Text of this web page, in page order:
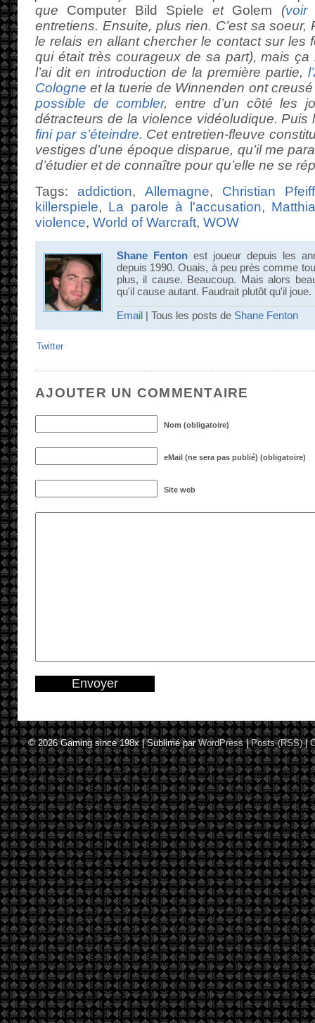
que Computer Bild Spiele et Golem (voir
entretiens. Ensuite, plus rien. C’est sa soeur,
le relais en allant chercher le contact sur les
qui était très courageux de sa part), mais ça
l’ai dit en introduction de la première partie,
Cologne et la tuerie de Winnenden ont
possible de combler, entre d’un côté les
détracteurs de la violence vidéoludique. Puis
fini par s’éteindre. Cet entretien-fleuve
vestiges d’une époque disparue, qu’il me
d’étudier et de connaître pour qu’elle ne se
Tags:addiction, Allemagne, Christian
killerspiele, La parole à l'accusation,
violence, World of Warcraft, WOW
Shane Fenton est joueur depuis les
depuis 1990. Ouais, à peu près comme
plus, il cause. Beaucoup. Mais alors
qu'il cause autant. Faudrait plutôt qu'il joue.
Email | Tous les posts de Shane Fenton
Twitter
AJOUTER UN COMMENTAIRE
Nom (obligatoire)
eMail (ne sera pas publié) (obligatoire)
Site web
© 2026Gaming since 198x|Sublimé parWordPress|Posts (RSS)|